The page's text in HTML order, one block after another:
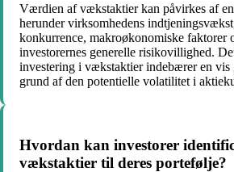
Værdien af vækstaktier kan påvirkes af
herunder virksomhedens
konkurrence, makroøkonomiske faktorer
investorernes generelle risikovillighed.
investering i vækstaktier indebærer en vis
grund af den potentielle volatilitet i
Hvordan kan investorer
vækstaktier til deres portefølje?